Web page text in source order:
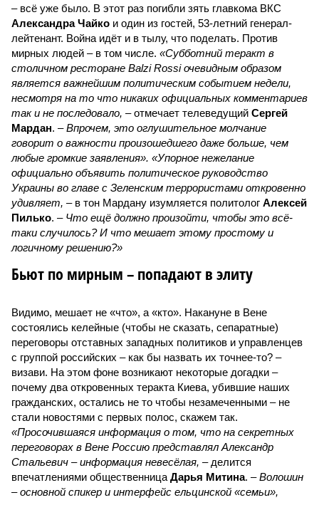
– всё уже было. В этот раз погибли зять главкома ВКС
Александра Чайко и один из гостей, 53-летний генерал-
лейтенант. Война идёт и в тылу, что поделать. Против
мирных людей – в том числе. «Субботний теракт в
столичном ресторане Balzi Rossi очевидным образом
является важнейшим политическим событием недели,
несмотря на то что никаких официальных комментариев
так и не последовало, – отмечает телеведущий Сергей
Мардан. –Впрочем, это оглушительное молчание
говорит о важности произошедшего даже больше, чем
любые громкие заявления». «Упорное нежелание
официально объявить политическое руководство
Украины во главе с Зеленским террористами откровенно
удивляет, – в тон Мардану изумляется политолог Алексей
Пилько. – Что ещё должно произойти, чтобы это всё-
таки случилось? И что мешает этому простому и
логичному решению?»
Бьют по мирным – попадают в элиту
Видимо, мешает не «что», а «кто». Накануне в Вене
состоялись келейные (чтобы не сказать, сепаратные)
переговоры отставных западных политиков и управленцев
с группой российских – как бы назвать их точнее-то? –
визави. На этом фоне возникают некоторые догадки –
почему два откровенных теракта Киева, убившие наших
гражданских, остались не то чтобы незамеченными – не
стали новостями с первых полос, скажем так.
«Просочившаяся информация о том, что на секретных
переговорах в Вене Россию представлял Александр
Стальевич – информация невесёлая, – делится
впечатлениями общественница Дарья Митина. –Волошин
– основной спикер и интерфейс ельцинской «семьи»,